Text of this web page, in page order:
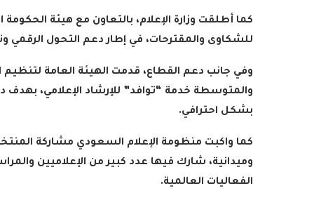
كما أطلقت وزارة الإعلام، بالتعاون مع هيئة
للشكاوى والمقترحات، في إطار دعم التحول الرقمي
وفي جانب دعم القطاع، قدمت الهيئة العامة لتنظيم
والمتوسطة خدمة “توافد” للإرشاد الإعلامي،
بشكل احترافي.
وميدانية، شارك فيها عدد كبير من الإعلاميين
الفعاليات العالمية.